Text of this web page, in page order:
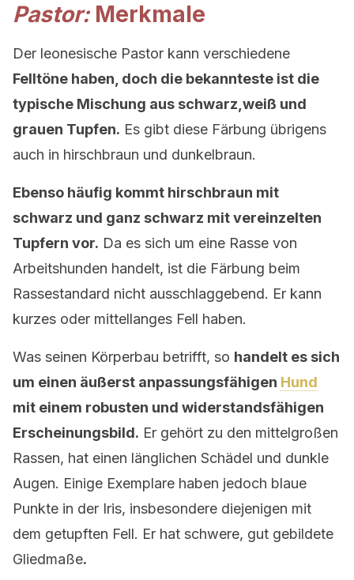
Pastor: Merkmale
Der leonesische Pastor kann verschiedene
Felltöne haben, doch die bekannteste ist die
typische Mischung aus schwarz,weiß und
grauen Tupfen. Es gibt diese Färbung übrigens
auch in hirschbraun und dunkelbraun.
Ebenso häufig kommt hirschbraun mit
schwarz und ganz schwarz mit vereinzelten
Tupfern vor. Da es sich um eine Rasse von
Arbeitshunden handelt, ist die Färbung beim
Rassestandard nicht ausschlaggebend. Er kann
kurzes oder mittellanges Fell haben.
Was seinen Körperbau betrifft, so handelt es sich
um einen äußerst anpassungsfähigen Hund
mit einem robusten und widerstandsfähigen
Erscheinungsbild. Er gehört zu den mittelgroßen
Rassen, hat einen länglichen Schädel und dunkle
Augen. Einige Exemplare haben jedoch blaue
Punkte in der Iris, insbesondere diejenigen mit
dem getupften Fell. Er hat schwere, gut gebildete
Gliedmaße.